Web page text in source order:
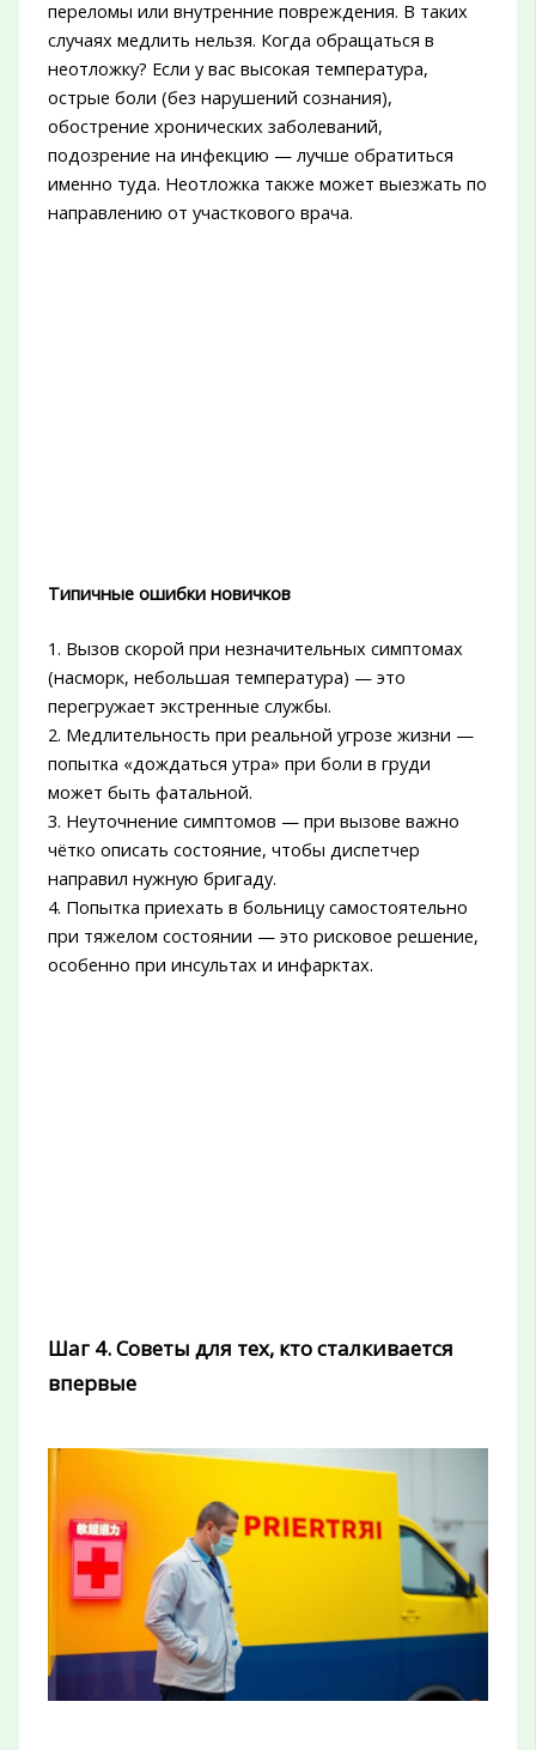
переломы или внутренние повреждения. В таких
случаях медлить нельзя. Когда обращаться в
неотложку? Если у вас высокая температура,
острые боли (без нарушений сознания),
обострение хронических заболеваний,
подозрение на инфекцию — лучше обратиться
именно туда. Неотложка также может выезжать по
направлению от участкового врача.
Типичные ошибки новичков
1. Вызов скорой при незначительных симптомах
(насморк, небольшая температура) — это
перегружает экстренные службы.
2. Медлительность при реальной угрозе жизни —
попытка «дождаться утра» при боли в груди
может быть фатальной.
3. Неуточнение симптомов — при вызове важно
чётко описать состояние, чтобы диспетчер
направил нужную бригаду.
4. Попытка приехать в больницу самостоятельно
при тяжелом состоянии — это рисковое решение,
особенно при инсультах и инфарктах.
Шаг 4. Советы для тех, кто сталкивается
впервые